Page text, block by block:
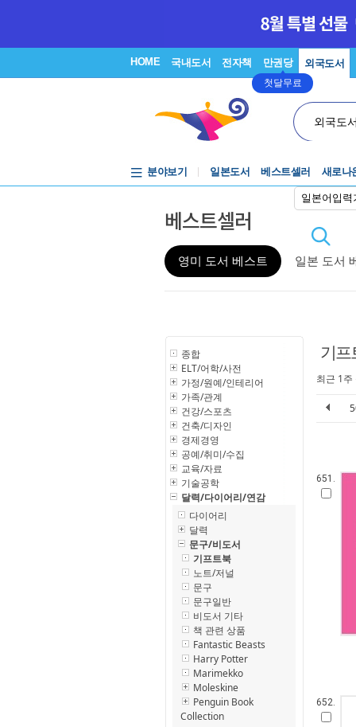
HOME 국내도서 전자책 만권당
첫달무료
외국도서
외국도
일본어입력
분야보기 일본도서 베스트셀러 새로나
베스트셀러
영미 도서 베스트 일본 도서
종합
ELT/어학/사전
가정/원예/인테리어
가족/관계
건강/스포츠
건축/디자인
경제경영
공예/취미/수집
교육/자료
기술공학
달력/다이어리/연감
다이어리
달력
문구/비도서
기프트북
노트/저널
문구
문구일반
비도서 기타
책 관련 상품
Fantastic Beasts
Harry Potter
Marimekko
Moleskine
Penguin Book
Collection
기프
최근 1
651.
652.